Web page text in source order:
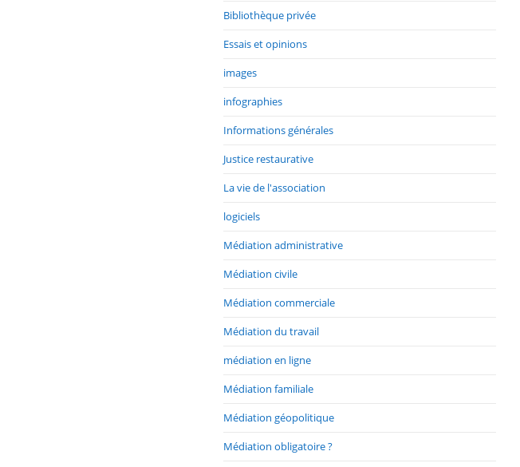
Bibliothèque privée
Essais et opinions
images
infographies
Informations générales
Justice restaurative
La vie de l'association
logiciels
Médiation administrative
Médiation civile
Médiation commerciale
Médiation du travail
médiation en ligne
Médiation familiale
Médiation géopolitique
Médiation obligatoire ?